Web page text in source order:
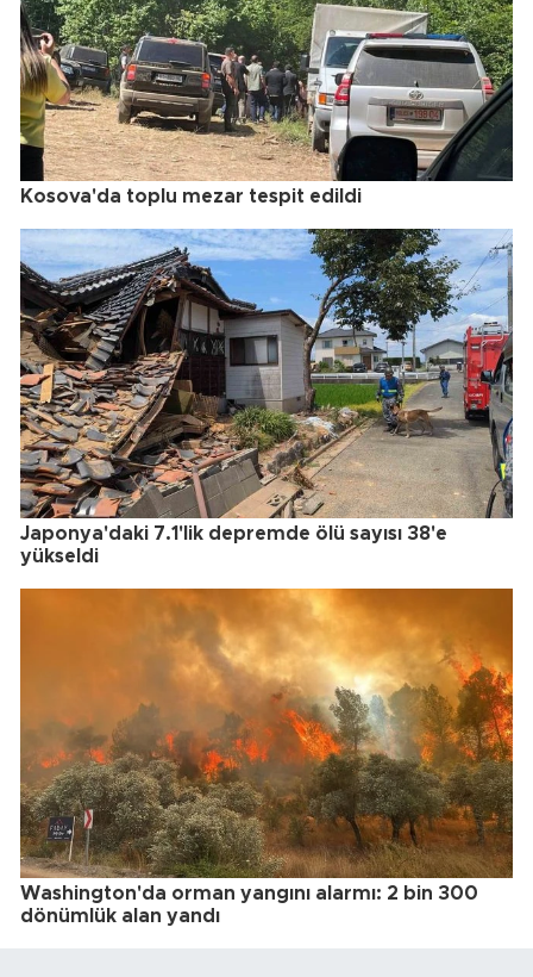
Kosova'da toplu mezar tespit edildi
Japonya'daki 7.1'lik depremde ölü sayısı 38'e
yükseldi
Washington'da orman yangını alarmı: 2 bin 300
dönümlük alan yandı